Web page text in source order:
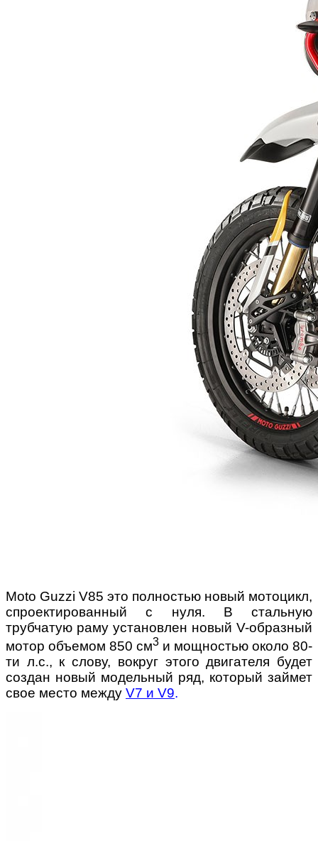
Moto Guzzi V85 это полностью новый мотоцикл,
спроектированный с нуля. В стальную
трубчатую раму установлен новый V-образный
мотор объемом 850 см3 и мощностью около 80-
ти л.с., к слову, вокруг этого двигателя будет
создан новый модельный ряд, который займет
свое место между V7 и V9.